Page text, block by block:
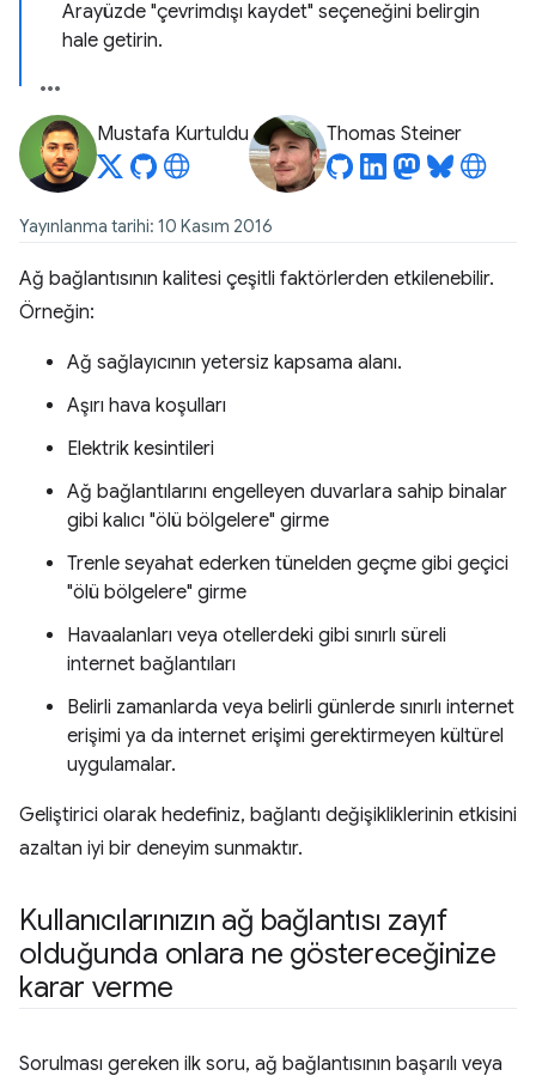
Arayüzde "çevrimdışı kaydet" seçeneğini belirgin
hale getirin.
Mustafa Kurtuldu Thomas Steiner
Yayınlanma tarihi: 10 Kasım 2016
Ağ bağlantısının kalitesi çeşitli faktörlerden etkilenebilir.
Örneğin:
Ağ sağlayıcının yetersiz kapsama alanı.
Aşırı hava koşulları
Elektrik kesintileri
Ağ bağlantılarını engelleyen duvarlara sahip binalar
gibi kalıcı "ölü bölgelere" girme
Trenle seyahat ederken tünelden geçme gibi geçici
"ölü bölgelere" girme
Havaalanları veya otellerdeki gibi sınırlı süreli
internet bağlantıları
Belirli zamanlarda veya belirli günlerde sınırlı internet
erişimi ya da internet erişimi gerektirmeyen kültürel
uygulamalar.
Geliştirici olarak hedefiniz, bağlantı değişikliklerinin etkisini
azaltan iyi bir deneyim sunmaktır.
Kullanıcılarınızın ağ bağlantısı zayıf
olduğunda onlara ne göstereceğinize
karar verme
Sorulması gereken ilk soru, ağ bağlantısının başarılı veya